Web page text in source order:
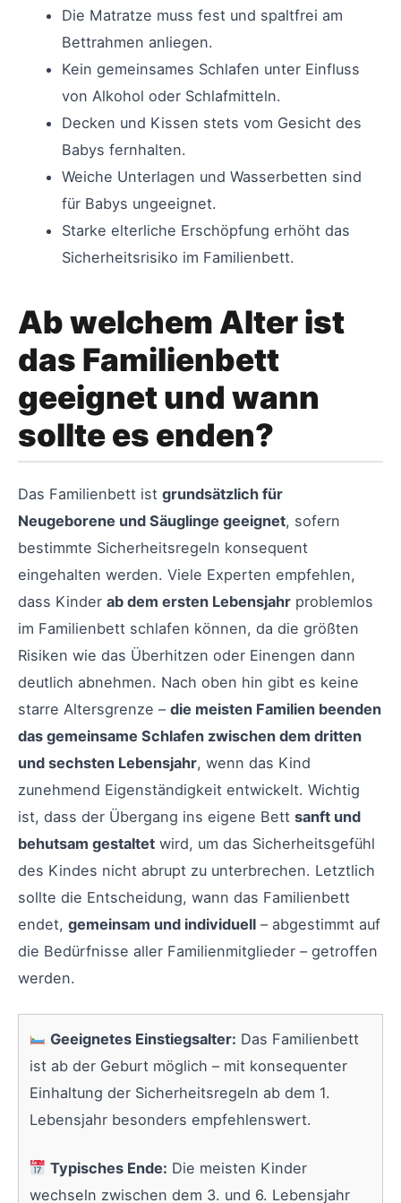
Die Matratze muss fest und spaltfrei am
Bettrahmen anliegen.
Kein gemeinsames Schlafen unter Einfluss
von Alkohol oder Schlafmitteln.
Decken und Kissen stets vom Gesicht des
Babys fernhalten.
Weiche Unterlagen und Wasserbetten sind
für Babys ungeeignet.
Starke elterliche Erschöpfung erhöht das
Sicherheitsrisiko im Familienbett.
Ab welchem Alter ist
das Familienbett
geeignet und wann
sollte es enden?
Das Familienbett ist grundsätzlich für
Neugeborene und Säuglinge geeignet, sofern
bestimmte Sicherheitsregeln konsequent
eingehalten werden. Viele Experten empfehlen,
dass Kinder ab dem ersten Lebensjahr problemlos
im Familienbett schlafen können, da die größten
Risiken wie das Überhitzen oder Einengen dann
deutlich abnehmen. Nach oben hin gibt es keine
starre Altersgrenze – die meisten Familien beenden
das gemeinsame Schlafen zwischen dem dritten
und sechsten Lebensjahr, wenn das Kind
zunehmend Eigenständigkeit entwickelt. Wichtig
ist, dass der Übergang ins eigene Bett sanft und
behutsam gestaltet wird, um das Sicherheitsgefühl
des Kindes nicht abrupt zu unterbrechen. Letztlich
sollte die Entscheidung, wann das Familienbett
endet, gemeinsam und individuell – abgestimmt auf
die Bedürfnisse aller Familienmitglieder – getroffen
werden.
Geeignetes Einstiegsalter: Das Familienbett
ist ab der Geburt möglich – mit konsequenter
Einhaltung der Sicherheitsregeln ab dem 1.
Lebensjahr besonders empfehlenswert.
Typisches Ende: Die meisten Kinder
wechseln zwischen dem 3. und 6. Lebensjahr